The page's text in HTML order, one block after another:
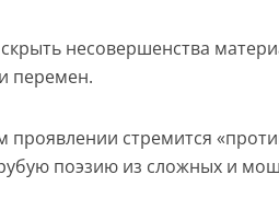
несовершенства
перемен.
стремится
поэзию из сложных и